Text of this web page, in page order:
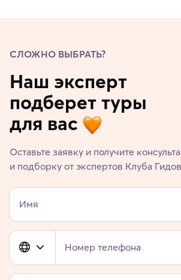
СЛОЖНО ВЫБРАТЬ?
Наш эксперт
подберет туры
для вас
Оставьте заявку и получите
и подборку от экспертов Клуба Гидов
Имя
Номер телефона